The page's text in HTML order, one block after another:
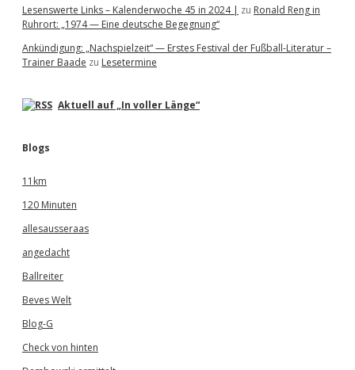
Lesenswerte Links – Kalenderwoche 45 in 2024 | zu Ronald Reng in
Ruhrort: „1974 — Eine deutsche Begegnung“
Ankündigung: „Nachspielzeit“ — Erstes Festival der Fußball-Literatur –
Trainer Baade zu Lesetermine
Aktuell auf „In voller Länge“
Blogs
11km
120 Minuten
allesausseraas
angedacht
Ballreiter
Beves Welt
Blog-G
Check von hinten